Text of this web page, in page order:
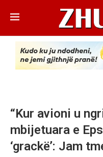
“Kur avioni u
mbijetuara e
‘grackë’: Jam